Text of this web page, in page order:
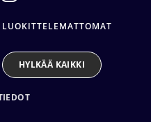
LUOKITTELEMATTOMAT
HYLKÄÄ KAIKKI